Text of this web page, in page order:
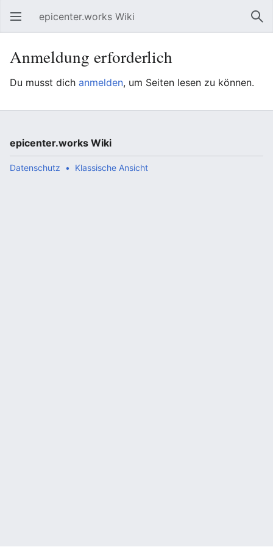
Hauptmenü öffnen epicenter.works Wiki
Anmeldung erforderlich
Du musst dich anmelden, um Seiten lesen zu können.
epicenter.works Wiki
Datenschutz Klassische Ansicht